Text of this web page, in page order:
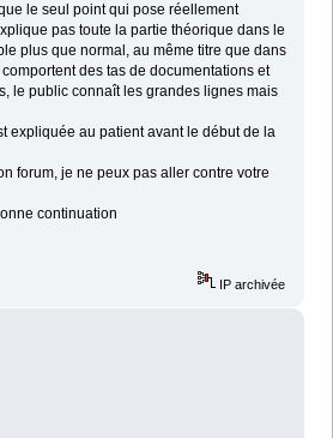
le seul point qui pose réellement
pas toute la partie théorique dans le
plus que normal, au même titre que dans
des tas de documentations et
le public connaît les grandes lignes mais
expliquée au patient avant le début de la
forum, je ne peux pas aller contre votre
continuation
IP archivée